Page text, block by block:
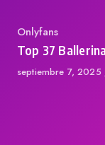
Category
Onlyfans
Top 37
Published
septiembre 7, 2025